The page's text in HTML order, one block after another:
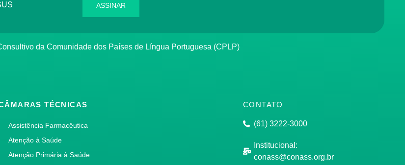
ASSINAR
Consultivo da Comunidade dos Países de Língua Portuguesa (CPLP)
TÉCNICAS
Assistência Farmacêutica
Atenção à Saúde
Atenção Primária à Saúde
CONTATO
(61) 3222-3000
Institucional:
conass@conass.org.br